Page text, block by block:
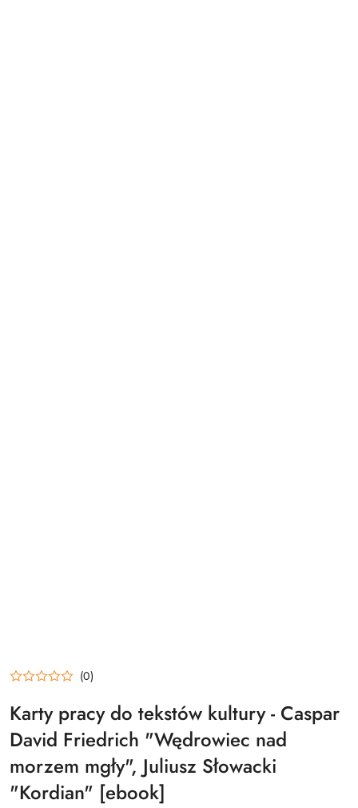
(0)
Karty pracy do tekstów kultury - Caspar
David Friedrich "Wędrowiec nad
morzem mgły", Juliusz Słowacki
"Kordian" [ebook]